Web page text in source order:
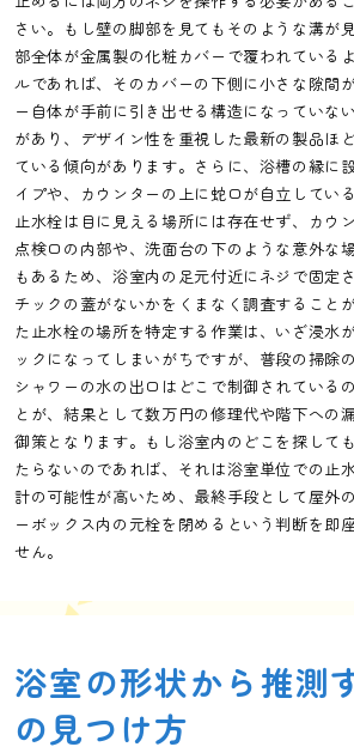
さい。もし壁の脚部を見てもそのような溝が
部全体が金属製の化粧カバーで覆われている
ルであれば、そのカバーの下側に小さな隙間
ー自体が手前に引き出せる構造になっていな
があり、デザイン性を重視した最新の製品ほ
ている傾向があります。さらに、浴槽の縁に
イプや、カウンターの上に蛇口が自立してい
止水栓は目に見える場所には存在せず、カウ
点検口の内部や、洗面台の下のような意外な
もあるため、浴室内の足元付近にネジで固定
チックの蓋がないかをくまなく調査すること
た止水栓の場所を特定する作業は、いざ浸水
ックになってしまいがちですが、普段の掃除
シャワーの水の出口はどこで制御されている
とが、結果として数万円の修理代や階下への
御策となります。もし浴室内のどこを探して
たらないのであれば、それは浴室単位での止
計の可能性が高いため、最終手段として屋外
ーボックス内の元栓を閉めるという判断を即
せん。
浴室の形状から推測
の見つけ方